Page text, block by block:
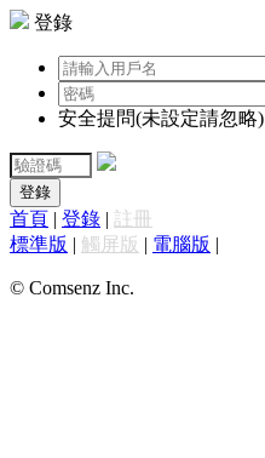
登錄
安全提問(未設定請忽略)
登錄
首頁 | 登錄 | 註冊
標準版 | 觸屏版 | 電腦版 |
© Comsenz Inc.